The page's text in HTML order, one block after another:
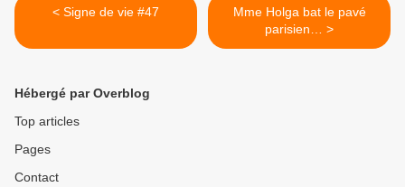
< Signe de vie #47
Mme Holga bat le pavé
parisien… >
Hébergé par Overblog
Top articles
Pages
Contact